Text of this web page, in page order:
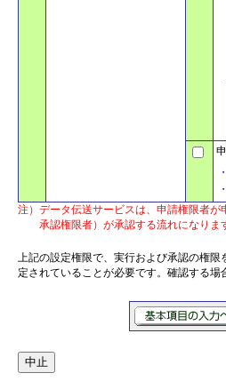
・
・
注） データ伝送サービスは、申請権限者
承認権限者）が承認する流れになりま
上記の設定権限で、実行および承認の権
定されていることが必要です。確認する